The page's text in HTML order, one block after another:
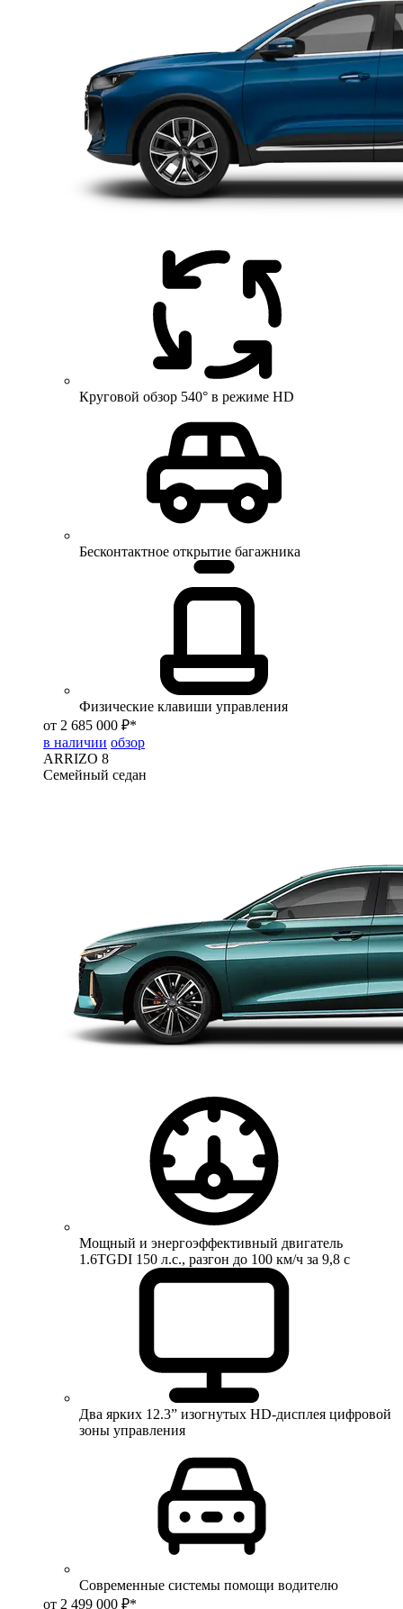
Круговой обзор 540° в режиме HD
Бесконтактное открытие багажника
Физические клавиши управления
от 2 685 000 ₽*
в наличии обзор
ARRIZO 8
Семейный седан
Мощный и энергоэффективный двигатель
1.6TGDI 150 л.с., разгон до 100 км/ч за 9,8 с
Два ярких 12.3” изогнутых HD-дисплея цифровой
зоны управления
Современные системы помощи водителю
от 2 499 000 ₽*